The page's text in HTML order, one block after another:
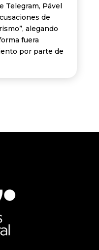
Pável
de
alegando
fuera
por parte de